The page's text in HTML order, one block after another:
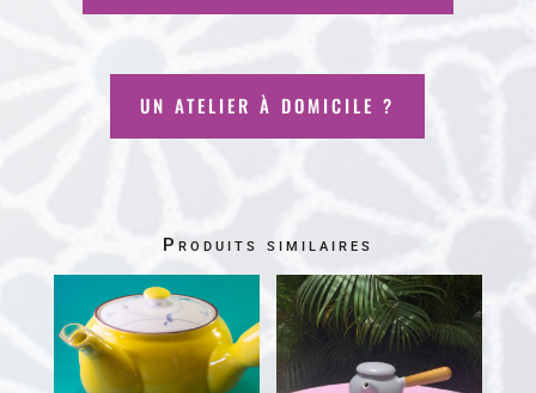
UN ATELIER À DOMICILE ?
Produits similaires